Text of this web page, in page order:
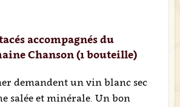
accompagnés du
Chanson (1 bouteille)
demandent un vin blanc sec
salée et minérale. Un bon